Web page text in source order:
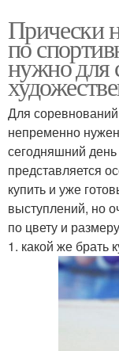
Простые
Прическа
гимнастики
по
нужно для
Для
непременно
сегодняшний день
представляется
купить и уже
выступлений, но
по цвету и
1. какой же брать